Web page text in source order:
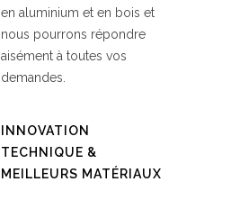
en aluminium et en bois et
nous pourrons répondre
aisément à toutes vos
demandes.
INNOVATION
TECHNIQUE &
MEILLEURS MATÉRIAUX